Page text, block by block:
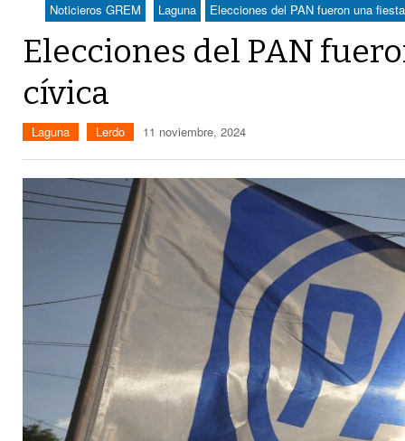
Noticieros GREM Laguna Elecciones del PAN fueron una
Elecciones del PAN
cívica
Laguna Lerdo 11 noviembre, 2024